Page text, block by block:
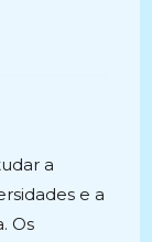
a
e a
Os